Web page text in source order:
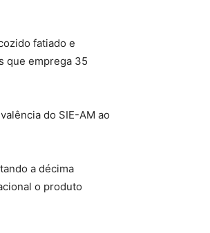
fatiado e
que emprega 35
do SIE-AM ao
a décima
o produto